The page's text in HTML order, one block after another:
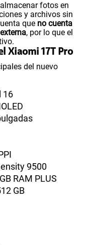
fotos en
y archivos sin
que no cuenta
, por lo que el
Xiaomi 17T Pro
del nuevo
16
9500
RAM PLUS
GB